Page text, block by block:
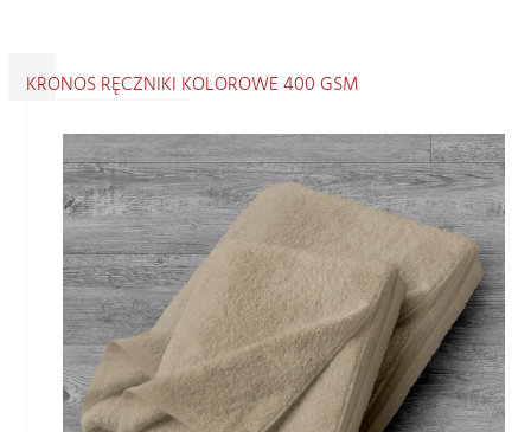
KRONOS RĘCZNIKI KOLOROWE 400 GSM